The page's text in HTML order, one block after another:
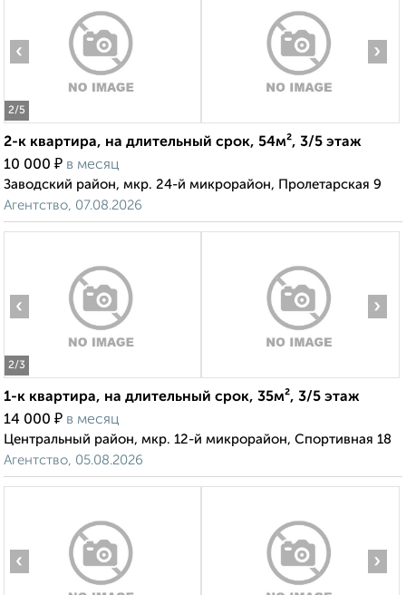
2/5
‹ ›
2-к квартира, на длительный срок, 54м², 3/5 этаж
10 000 ₽ в месяц
Заводский район, мкр. 24-й микрорайон, Пролетарская 9
Агентство, 07.08.2026
2/3
‹ ›
1-к квартира, на длительный срок, 35м², 3/5 этаж
14 000 ₽ в месяц
Центральный район, мкр. 12-й микрорайон, Спортивная 18
Агентство, 05.08.2026
‹ ›